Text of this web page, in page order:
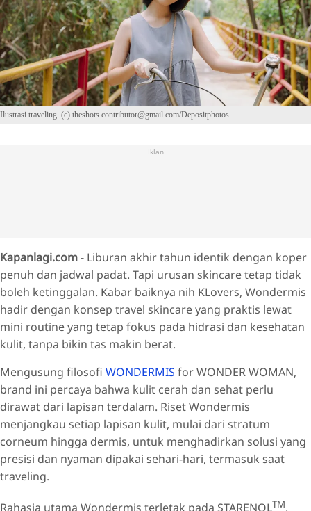
Ilustrasi traveling. (c) theshots.contributor@gmail.com/Depositphotos
Iklan
Kapanlagi.com- Liburan akhir tahun identik dengan koper
penuh dan jadwal padat. Tapi urusan skincare tetap tidak
boleh ketinggalan. Kabar baiknya nih KLovers, Wondermis
hadir dengan konsep travel skincare yang praktis lewat
mini routine yang tetap fokus pada hidrasi dan kesehatan
kulit, tanpa bikin tas makin berat.
Mengusung filosofi WONDERMIS for WONDER WOMAN,
brand ini percaya bahwa kulit cerah dan sehat perlu
dirawat dari lapisan terdalam. Riset Wondermis
menjangkau setiap lapisan kulit, mulai dari stratum
corneum hingga dermis, untuk menghadirkan solusi yang
presisi dan nyaman dipakai sehari-hari, termasuk saat
traveling.
Rahasia utama Wondermis terletak pada STARENOLTM,